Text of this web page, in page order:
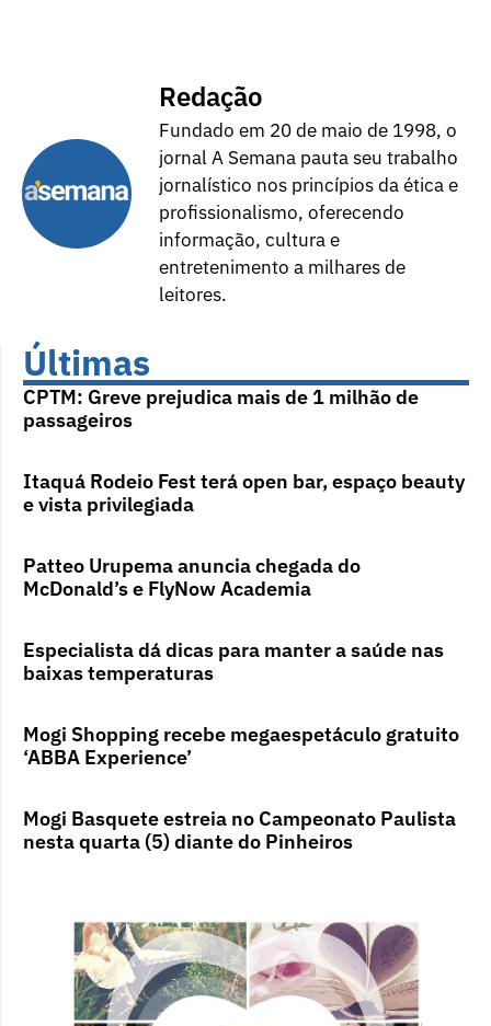
Redação
Fundado em 20 de maio de 1998, o
jornal A Semana pauta seu trabalho
jornalístico nos princípios da ética e
profissionalismo, oferecendo
informação, cultura e
entretenimento a milhares de
leitores.
Últimas
CPTM: Greve prejudica mais de 1 milhão de
passageiros
Itaquá Rodeio Fest terá open bar, espaço beauty
e vista privilegiada
Patteo Urupema anuncia chegada do
McDonald’s e FlyNow Academia
Especialista dá dicas para manter a saúde nas
baixas temperaturas
Mogi Shopping recebe megaespetáculo gratuito
‘ABBA Experience’
Mogi Basquete estreia no Campeonato Paulista
nesta quarta (5) diante do Pinheiros